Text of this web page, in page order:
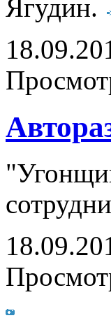
Ягудин.